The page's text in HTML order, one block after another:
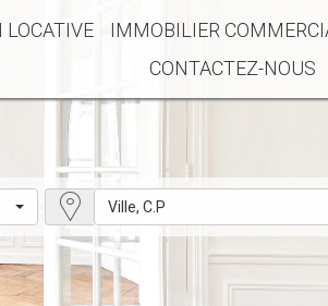
LOCATIVE IMMOBILIER
CONTACTEZ-NOUS
Ville, C.P